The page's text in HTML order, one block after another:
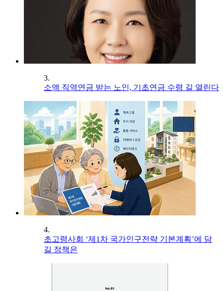
3.
소액 직역연금 받는 노인, 기초연금 수령 길 열린다
4.
초고령사회 ‘제1차 국가인구전략 기본계획’에 담
길 정책은